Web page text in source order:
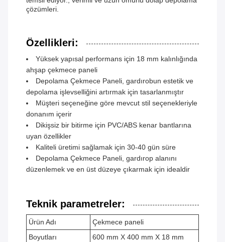
çözümleri.
Özellikleri:
Yüksek yapısal performans için 18 mm kalınlığında
ahşap çekmece paneli
Depolama Çekmece Paneli, gardırobun estetik ve
depolama işlevselliğini artırmak için tasarlanmıştır
Müşteri seçeneğine göre mevcut stil seçenekleriyle
donanım içerir
Dikişsiz bir bitirme için PVC/ABS kenar bantlarına
uyan özellikler
Kaliteli üretimi sağlamak için 30-40 gün süre
Depolama Çekmece Paneli, gardırop alanını
düzenlemek ve en üst düzeye çıkarmak için idealdir
Teknik parametreler:
Ürün Adı
Çekmece paneli
Boyutları
600 mm X 400 mm X 18 mm